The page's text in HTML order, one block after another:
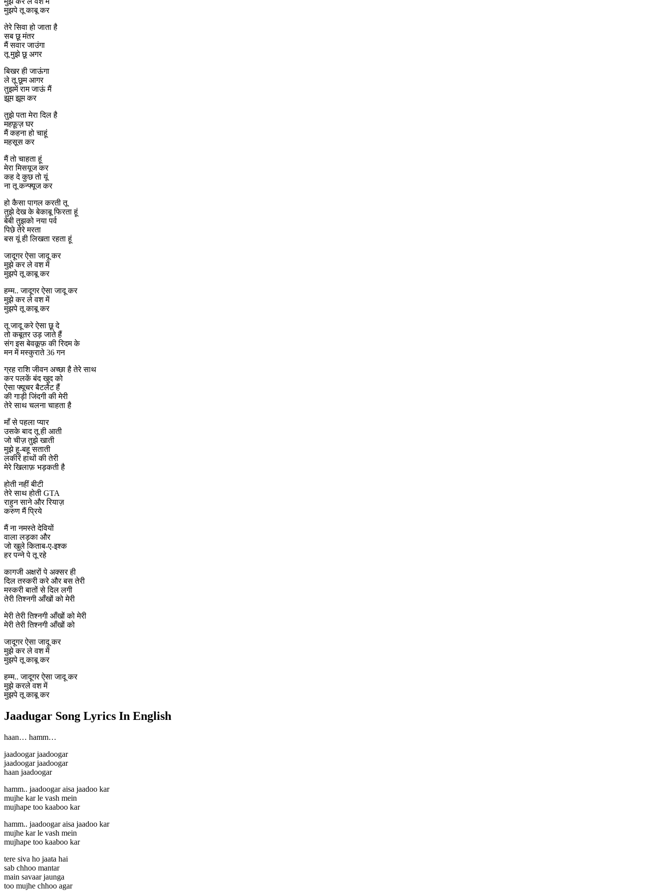
मुझपे तू काबू कर
तेरे सिवा हो जाता है
सब छू मंतर
मैं सवार जाउंगा
तू मुझे छू अगर
बिखर ही जाऊंगा
ले तू छूम आगर
तुझमें राम जाऊं मैं
झूम झूम कर
तुझे पता मेरा दिल है
महफ़ूज़ घर
मैं कहना हो चाहूं
महसूस कर
मैं तो चाहता हूं
मेरा मिसयूज कर
कह दे कुछ तो यूं
ना तू कन्फ्यूज कर
हो कैसा पागल करती तू
तुझे देख के बेकाबू फिरता हूं
बेबी तुझको नया पर्व
पिछे तेरे मरता
बस यूं ही लिखता रहता हूं
जादूगर ऐसा जादू कर
मुझे कर ले वश में
मुझपे तू काबू कर
हम्म.. जादूगर ऐसा जादू कर
मुझे कर ले वश में
मुझपे तू काबू कर
तू जादू करे ऐसा छू दे
तो कबूतर उड़ जाते हैं
संग इस बेवकूफ़ की रिदम के
मन में मस्कुराते 36 गन
ग्रह राशि जीवन अच्छा है तेरे साथ
कर पलकें बंद खुद को
ऐसा फ्यूचर बैटलैट हैं
की गाड़ी जिंदगी की मेरी
तेरे साथ चलना चाहता है
माँ से पहला प्यार
उसके बाद तू ही आती
जो चीज़ तुझे खाती
मुझे हू-बहू सताती
लकीरें हाथों की तेरी
मेरे खिलाफ़ भड़कती है
होती नहीं बीटी
तेरे साथ होती GTA
राहुन साने और रियाज़
करुण मैं प्रिये
मैं ना नमस्ते देवियों
वाला लड़का और
जो खुले किताब-ए-इश्क
हर पन्ने पे तू रहे
कागजी अक्षरों पे अक्सर ही
दिल तस्करी करे और बस तेरी
मस्करी बातों से दिल लगी
तेरी तिश्नगी आँखों को मेरी
मेरी तेरी तिश्नगी आँखों को मेरी
मेरी तेरी तिश्नगी आँखों को
जादूगर ऐसा जादू कर
मुझे कर ले वश में
मुझपे तू काबू कर
हम्म.. जादूगर ऐसा जादू कर
मुझे करले वश में
मुझपे तू काबू कर
Jaadugar Song Lyrics In English
haan… hamm…
jaadoogar jaadoogar
jaadoogar jaadoogar
haan jaadoogar
hamm.. jaadoogar aisa jaadoo kar
mujhe kar le vash mein
mujhape too kaaboo kar
hamm.. jaadoogar aisa jaadoo kar
mujhe kar le vash mein
mujhape too kaaboo kar
tere siva ho jaata hai
sab chhoo mantar
main savaar jaunga
too mujhe chhoo agar